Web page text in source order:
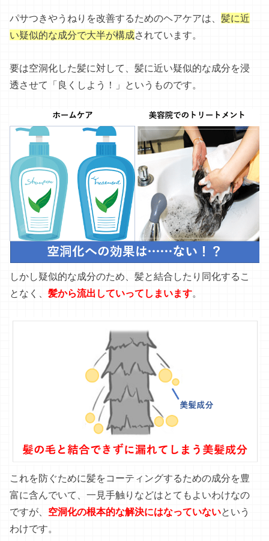
パサつきやうねりを改善するためのヘアケアは、髪に近
い疑似的な成分で大半が構成されています。
要は空洞化した髪に対して、髪に近い疑似的な成分を浸
透させて「良くしよう！」というものです。
しかし疑似的な成分のため、髪と結合したり同化するこ
となく、髪から流出していってしまいます。
これを防ぐために髪をコーティングするための成分を豊
富に含んでいて、一見手触りなどはとてもよいわけなの
ですが、 空洞化の根本的な解決にはなっていないという
わけです。